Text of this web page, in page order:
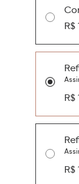
R$
R$
R$